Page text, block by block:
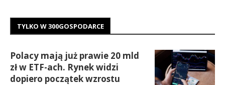
TYLKO W 300GOSPODARCE
Polacy mają już prawie 20 mld
zł w ETF-ach. Rynek widzi
dopiero początek wzrostu